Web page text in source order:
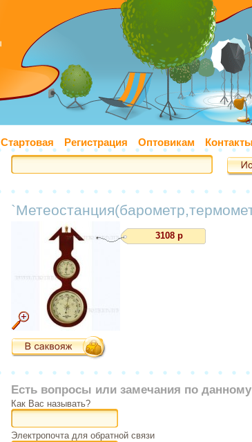
Стартовая Регистрация Оптовикам Контакты
3108 р
Есть вопросы или замечания по
Как Вас называть?
Электропочта для обратной связи